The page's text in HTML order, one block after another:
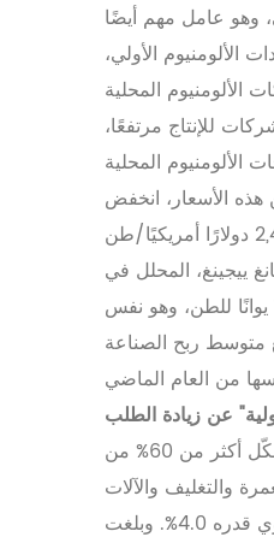
الأولي،
المحلية
في هذه الصناعة آنذاك حوالي 6000 يوان، وكان حماس الشركات للإنتاج مرتفعًا،
هذه الأسعار، انخفض
ييجينغ، المحلل في
شركة شنغهاي ستيل يونيون، لمراسل صحيفة "سيكيورتيز ديلي": "من يناير إلى يونيو 2022، بلغ متوسط التكلفة المرجحة للألومنيوم المُحلل كهربائيًا 16,764 يوانًا للطن، وهو نفس
الشهر. وبالمقارنة مع متوسط السعر البالغ 21,406 يوانات للطن، يبلغ متوسط ربح الصناعة
عن زيادة الطلب
من منظور سوق استهلاك الألمنيوم الطرفي الكهربائي في بلدي، تُعدّ قطاعات البناء والعقارات والنقل وإلكترونيات الطاقة من أهم ثلاثة مجالات، حيث تُشكّل أكثر من 60% من
وفقًا لبيانات المكتب الوطني للإحصاء، بلغ الاستثمار الوطني في تطوير العقارات 5,213.4 مليار يوان في الفترة من يناير إلى مايو من هذا العام، بانخفاض سنوي قدره 4.0%. وبلغت